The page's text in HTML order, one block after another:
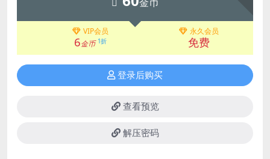
VIP会员
6金币 1折
永久会员
免费
登录后购买
查看预览
解压密码